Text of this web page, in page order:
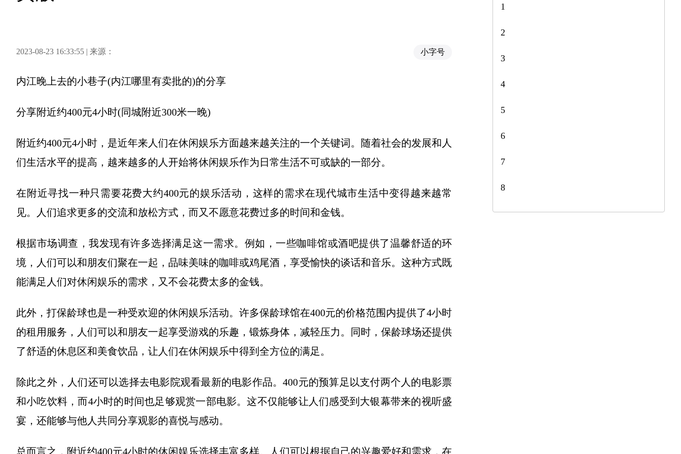
2023-08-23 16:33:55 | 来源： 小字号
内江晚上去的小巷子(内江哪里有卖批的)的分享
分享附近约400元4小时(同城附近300米一晚)
附近约400元4小时，是近年来人们在休闲娱乐方面越来越关注的一个关键词。随着社会的发展和人
们生活水平的提高，越来越多的人开始将休闲娱乐作为日常生活不可或缺的一部分。
在附近寻找一种只需要花费大约400元的娱乐活动，这样的需求在现代城市生活中变得越来越常
见。人们追求更多的交流和放松方式，而又不愿意花费过多的时间和金钱。
根据市场调查，我发现有许多选择满足这一需求。例如，一些咖啡馆或酒吧提供了温馨舒适的环
境，人们可以和朋友们聚在一起，品味美味的咖啡或鸡尾酒，享受愉快的谈话和音乐。这种方式既
能满足人们对休闲娱乐的需求，又不会花费太多的金钱。
此外，打保龄球也是一种受欢迎的休闲娱乐活动。许多保龄球馆在400元的价格范围内提供了4小时
的租用服务，人们可以和朋友一起享受游戏的乐趣，锻炼身体，减轻压力。同时，保龄球场还提供
了舒适的休息区和美食饮品，让人们在休闲娱乐中得到全方位的满足。
除此之外，人们还可以选择去电影院观看最新的电影作品。400元的预算足以支付两个人的电影票
和小吃饮料，而4小时的时间也足够观赏一部电影。这不仅能够让人们感受到大银幕带来的视听盛
宴，还能够与他人共同分享观影的喜悦与感动。
总而言之，附近约400元4小时的休闲娱乐选择丰富多样。人们可以根据自己的兴趣爱好和需求，在
1
2
3
4
5
6
7
8